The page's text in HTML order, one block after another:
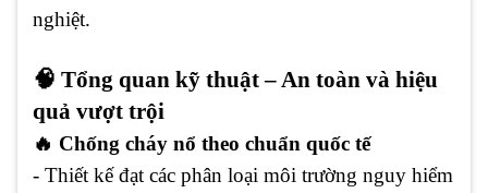
nghiệt.
🧠 Tổng quan kỹ thuật – An toàn và hiệu
quả vượt trội
🔥 Chống cháy nổ theo chuẩn quốc tế
- Thiết kế đạt các phân loại môi trường nguy hiểm